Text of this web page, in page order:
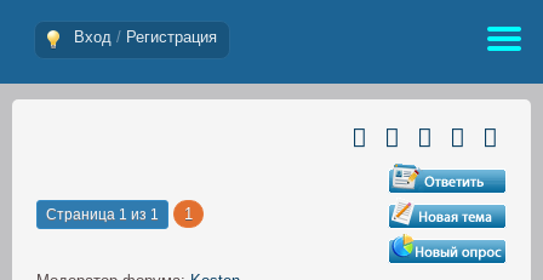
Вход / Регистрация
Страница 1 из 1 1